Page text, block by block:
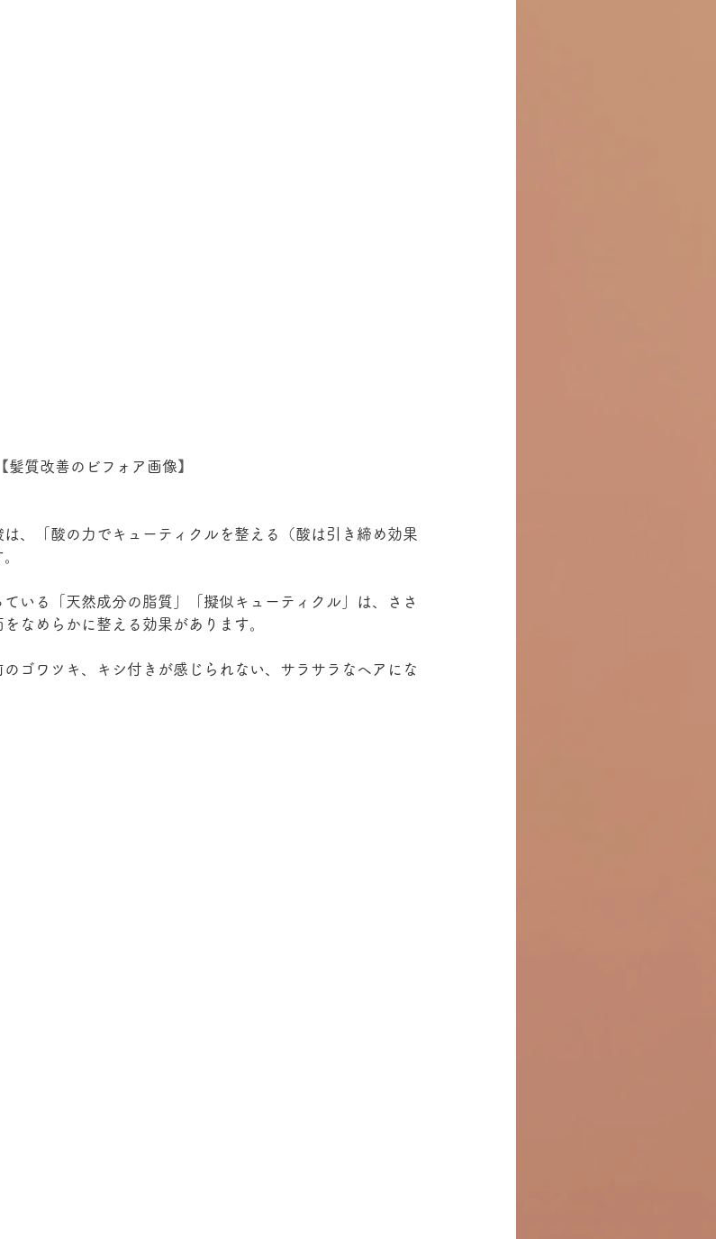
【髪質改善のビフォア画像】
、「酸の力でキューティクルを整える（酸は引き締め効果
いる「天然成分の脂質」「擬似キューティクル」は、ささ
なめらかに整える効果があります。
ゴワツキ、キシ付きが感じられない、サラサラなヘアにな